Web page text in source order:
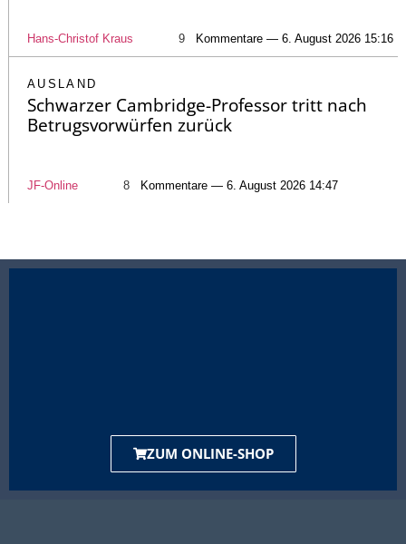
Hans-Christof Kraus 9 Kommentare — 6. August 2026 15:16
AUSLAND
Schwarzer Cambridge-Professor tritt nach
Betrugsvorwürfen zurück
JF-Online 8 Kommentare — 6. August 2026 14:47
ZUM ONLINE-SHOP